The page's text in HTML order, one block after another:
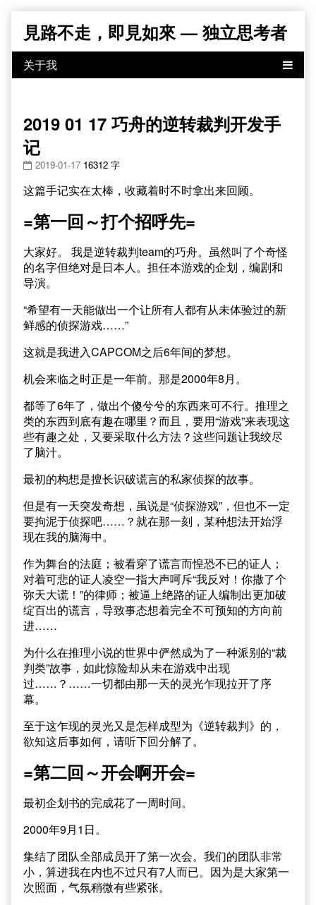
content
見路不走，即見如來 — 独立思考者
2019 01 17 巧舟的逆转裁判开发手
记
2019-01-17 16312 字
这篇手记实在太棒，收藏着时不时拿出来回顾。
=第一回～打个招呼先=
大家好。 我是逆转裁判team的巧舟。虽然叫了个奇怪
的名字但绝对是日本人。担任本游戏的企划，编剧和
导演。
“希望有一天能做出一个让所有人都有从未体验过的新
鲜感的侦探游戏……”
这就是我进入CAPCOM之后6年间的梦想。
机会来临之时正是一年前。那是2000年8月。
都等了6年了，做出个傻兮兮的东西来可不行。推理之
类的东西到底有趣在哪里？而且，要用“游戏”来表现这
些有趣之处，又要采取什么方法？这些问题让我绞尽
了脑汁。
最初的构想是擅长识破谎言的私家侦探的故事。
但是有一天突发奇想，虽说是“侦探游戏”，但也不一定
要拘泥于侦探吧……？就在那一刻，某种想法开始浮
现在我的脑海中。
作为舞台的法庭；被看穿了谎言而惶恐不已的证人；
对着可悲的证人凌空一指大声呵斥“我反对！你撒了个
弥天大谎！”的律师；被逼上绝路的证人编制出更加破
绽百出的谎言，导致事态想着完全不可预知的方向前
进……
为什么在推理小说的世界中俨然成为了一种派别的“裁
判类”故事，如此惊险却从未在游戏中出现
过……？……一切都由那一天的灵光乍现拉开了序
幕。
至于这乍现的灵光又是怎样成型为《逆转裁判》的，
欲知这后事如何，请听下回分解了。
=第二回～开会啊开会=
最初企划书的完成花了一周时间。
2000年9月1日。
集结了团队全部成员开了第一次会。我们的团队非常
小，算进我在内也不过只有7人而已。因为是大家第一
次照面，气氛稍微有些紧张。